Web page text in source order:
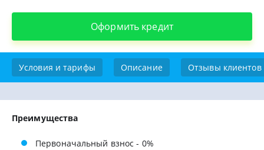
Оформить кредит
Условия и тарифы Описание Отзывы клиентов
Преимущества
Первоначальный взнос - 0%